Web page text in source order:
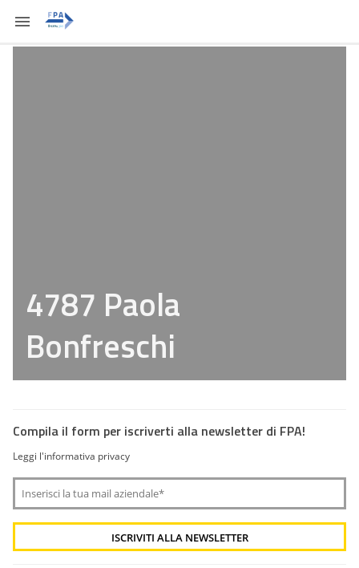
4787 Paola
Bonfreschi
Compila il form per iscriverti alla newsletter di FPA!
Leggi l'informativa privacy